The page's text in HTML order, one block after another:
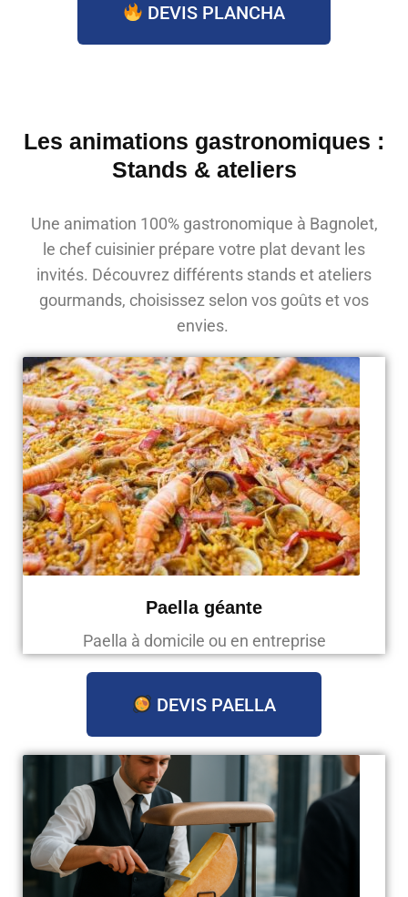
DEVIS PLANCHA
Les animations gastronomiques :
Stands & ateliers
Une animation 100% gastronomique à Bagnolet,
le chef cuisinier prépare votre plat devant les
invités. Découvrez différents stands et ateliers
gourmands, choisissez selon vos goûts et vos
envies.
Paella géante
Paella à domicile ou en entreprise
DEVIS PAELLA